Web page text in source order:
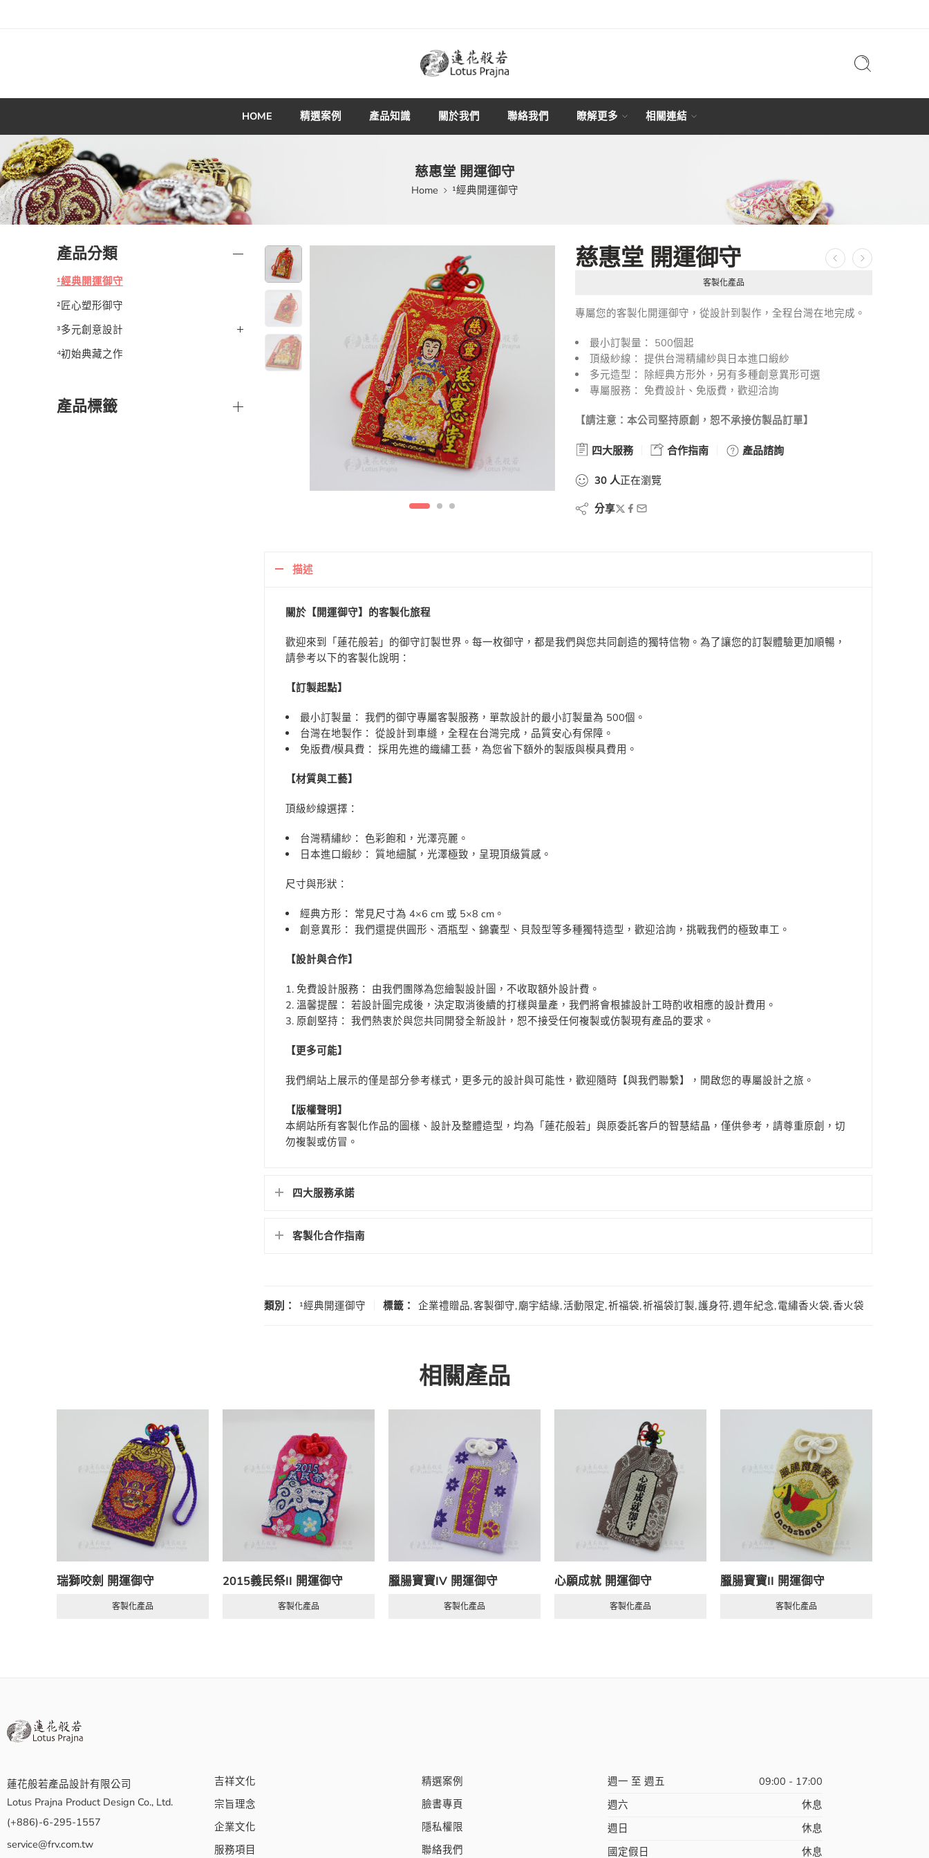
HOME 精選案例 產品知識 關於我們 聯絡我們 瞭解更多 相關連結
慈惠堂 開運御守
Home ¹經典開運御守
慈惠堂 開運御守
客製化產品
專屬您的客製化開運御守，從設計到製作，全程台灣在地完成。
最小訂製量： 500個起
頂級紗線： 提供台灣精繡紗與日本進口緞紗
多元造型： 除經典方形外，另有多種創意異形可選
專屬服務： 免費設計、免版費，歡迎洽詢
【請注意：本公司堅持原創，恕不承接仿製品訂單】
四大服務 合作指南 產品諮詢
30 人正在瀏覽
分享
描述
關於【開運御守】的客製化旅程
歡迎來到「蓮花般若」的御守訂製世界。每一枚御守，都是我們與您共同創造的獨特信物。為了讓您的訂製體驗更加順暢，
請參考以下的客製化說明：
【訂製起點】
最小訂製量： 我們的御守專屬客製服務，單款設計的最小訂製量為 500個。
台灣在地製作： 從設計到車縫，全程在台灣完成，品質安心有保障。
免版費/模具費： 採用先進的織繡工藝，為您省下額外的製版與模具費用。
【材質與工藝】
頂級紗線選擇：
台灣精繡紗： 色彩飽和，光澤亮麗。
日本進口緞紗： 質地細膩，光澤極致，呈現頂級質感。
尺寸與形狀：
經典方形： 常見尺寸為 4×6 cm 或 5×8 cm。
創意異形： 我們還提供圓形、酒瓶型、錦囊型、貝殼型等多種獨特造型，歡迎洽詢，挑戰我們的極致車工。
【設計與合作】
免費設計服務： 由我們團隊為您繪製設計圖，不收取額外設計費。
溫馨提醒： 若設計圖完成後，決定取消後續的打樣與量產，我們將會根據設計工時酌收相應的設計費用。
原創堅持： 我們熱衷於與您共同開發全新設計，恕不接受任何複製或仿製現有產品的要求。
【更多可能】
我們網站上展示的僅是部分參考樣式，更多元的設計與可能性，歡迎隨時【與我們聯繫】，開啟您的專屬設計之旅。
【版權聲明】
本網站所有客製化作品的圖樣、設計及整體造型，均為「蓮花般若」與原委託客戶的智慧結晶，僅供參考，請尊重原創，切
勿複製或仿冒。
四大服務承諾
客製化合作指南
類別： ¹經典開運御守 標籤： 企業禮贈品,客製御守,廟宇結緣,活動限定,祈福袋,祈福袋訂製,護身符,週年紀念,電繡香火袋,香火袋
產品分類
¹經典開運御守
²匠心塑形御守
³多元創意設計
⁴初始典藏之作
產品標籤
相關產品
瑞獅咬劍 開運御守
客製化產品
2015義民祭II 開運御守
客製化產品
臘腸寶寶IV 開運御守
客製化產品
心願成就 開運御守
客製化產品
臘腸寶寶II 開運御守
客製化產品
蓮花般若產品設計有限公司
Lotus Prajna Product Design Co., Ltd.
(+886)-6-295-1557
service@frv.com.tw
吉祥文化
宗旨理念
企業文化
服務項目
精選案例
臉書專頁
隱私權限
聯絡我們
週一 至 週五
09:00 - 17:00
週六
休息
週日
休息
國定假日
休息